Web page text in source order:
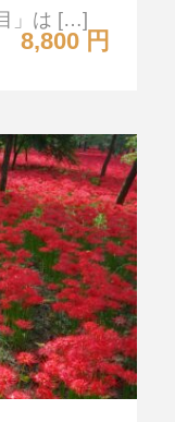
8,800 円
」は […]